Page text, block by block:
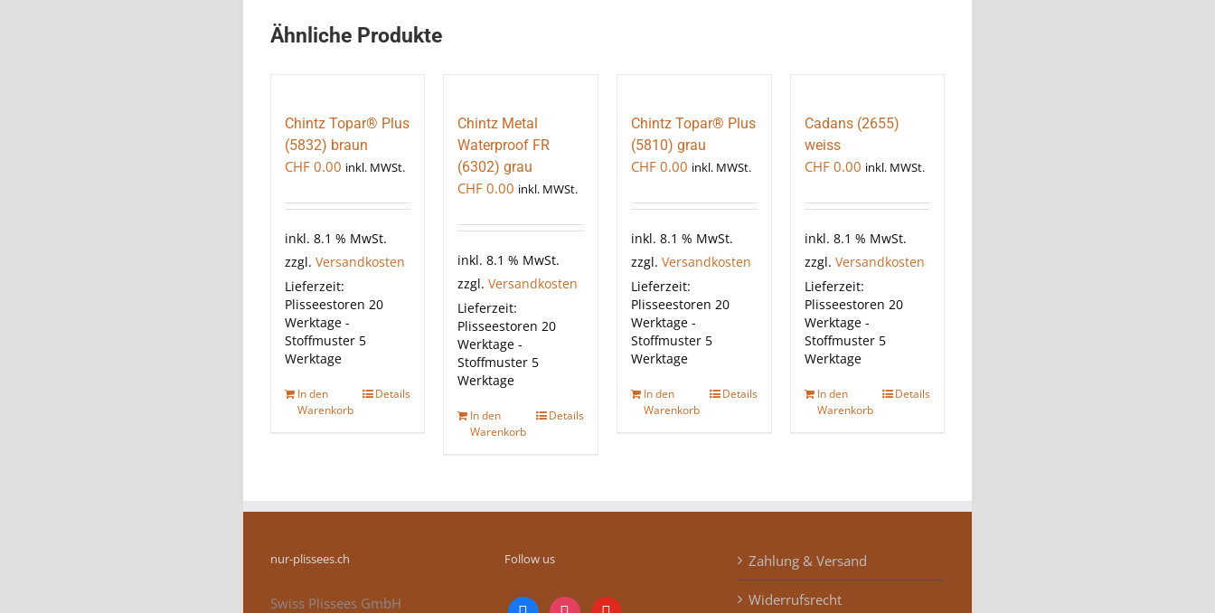
Ähnliche Produkte
Chintz Topar® Plus
(5832) braun
CHF0.00 inkl. MWSt.
inkl. 8.1 % MwSt.
zzgl. Versandkosten
Lieferzeit:
Plisseestoren 20
Werktage -
Stoffmuster 5
Werktage
In den
Warenkorb
Details
Chintz Metal
Waterproof FR
(6302) grau
CHF 0.00 inkl. MWSt.
inkl. 8.1 % MwSt.
zzgl.Versandkosten
Lieferzeit:
Plisseestoren 20
Werktage -
Stoffmuster 5
Werktage
In den
Warenkorb
Details
Chintz Topar® Plus
(5810) grau
CHF0.00 inkl. MWSt.
inkl. 8.1 % MwSt.
zzgl. Versandkosten
Lieferzeit:
Plisseestoren 20
Werktage -
Stoffmuster 5
Werktage
In den
Warenkorb
Details
Cadans (2655)
weiss
CHF0.00 inkl. MWSt.
inkl. 8.1 % MwSt.
zzgl. Versandkosten
Lieferzeit:
Plisseestoren 20
Werktage -
Stoffmuster 5
Werktage
In den
Warenkorb
Details
nur-plissees.ch
Swiss Plissees GmbH
Follow us
facebookinstagramyoutube
Zahlung & Versand
Widerrufsrecht